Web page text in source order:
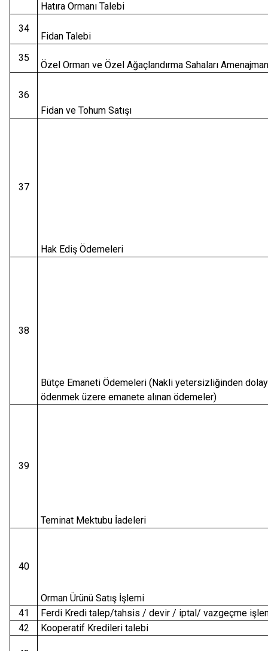
Hatıra Ormanı Talebi
34
Fidan Talebi
35
Özel Orman ve Özel Ağaçlandırma Sahaları
36
Fidan ve Tohum Satışı
37
Hak Ediş Ödemeleri
38
Bütçe Emaneti Ödemeleri (Nakli yetersizliğinden
ödenmek üzere emanete alınan ödemeler)
39
Teminat Mektubu İadeleri
40
Orman Ürünü Satış İşlemi
41
Ferdi Kredi talep/tahsis / devir / iptal/ vazgeçme
42
Kooperatif Kredileri talebi